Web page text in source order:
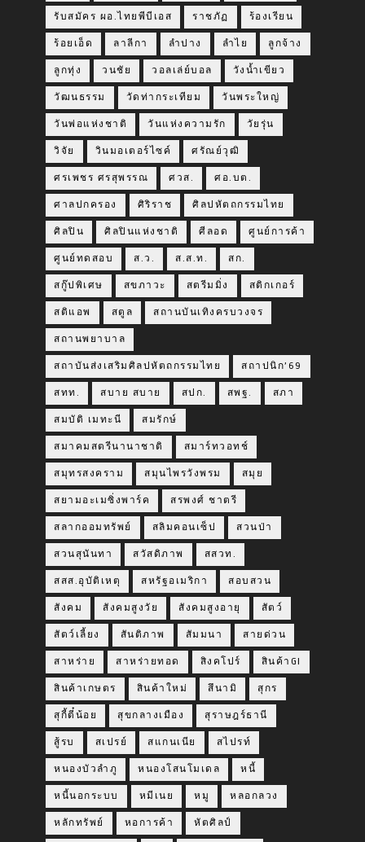
รับสมัคร ผอ.ไทยพีบีเอส ราชภัฏ ร้องเรียน
ร้อยเอ็ด ลาลีกา ลำปาง ลำไย ลูกจ้าง
ลูกทุ่ง วนชัย วอลเล่ย์บอล วังน้ำเขียว
วัฒนธรรม วัดท่ากระเทียม วันพระใหญ่
วันพ่อแห่งชาติ วันแห่งความรัก วัยรุ่น
วิจัย วินมอเตอร์ไซค์ ศรัณย์วุฒิ
ศรเพชร ศรสุพรรณ ศวส. ศอ.บต.
ศาลปกครอง ศิริราช ศิลปหัตถกรรมไทย
ศิลปิน ศิลปินแห่งชาติ ศีลอด ศูนย์การค้า
ศูนย์ทดสอบ ส.ว. ส.ส.ท. สก.
สกู๊ปพิเศษ สขภาวะ สตรีมมิ่ง สติกเกอร์
สติแอพ สตูล สถานบันเทิงครบวงจร
สถานพยาบาล
สถาบันส่งเสริมศิลปหัตถกรรมไทย สถาปนิก’69
สทท. สบาย สบาย สปก. สพฐ. สภา
สมบัติ เมทะนี สมรักษ์
สมาคมสตรีนานาชาติ สมาร์ทวอทช์
สมุทรสงคราม สมุนไพรวังพรม สมุย
สยามอะเมซิ่งพาร์ค สรพงศ์ ชาตรี
สลากออมทรัพย์ สลิมคอนเซ็ป สวนป่า
สวนสุนันทา สวัสดิภาพ สสวท.
สสส.อุบัติเหตุ สหรัฐอเมริกา สอบสวน
สังคม สังคมสูงวัย สังคมสูงอายุ สัตว์
สัตว์เลี้ยง สันติภาพ สัมมนา สายด่วน
สาหร่าย สาหร่ายทอด สิงคโปร์ สินค้าGI
สินค้าเกษตร สินค้าใหม่ สึนามิ สุกร
สุกี้ตี๋น้อย สุขกลางเมือง สุราษฎร์ธานี
สู้รบ สเปรย์ สแกนเนีย สไปรท์
หนองบัวลำภู หนองโสนโมเดล หนี้
หนี้นอกระบบ หมีเนย หมู หลอกลวง
หลักทรัพย์ หอการค้า หัตศิลป์